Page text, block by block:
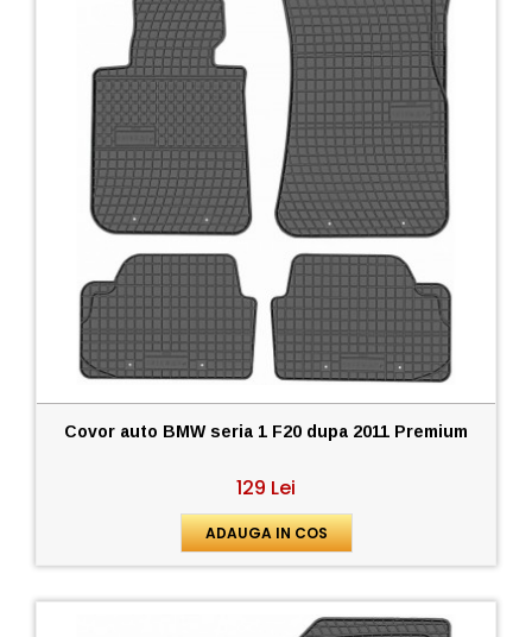
Covor auto BMW seria 1 F20 dupa 2011 Premium
129 Lei
ADAUGA IN COS